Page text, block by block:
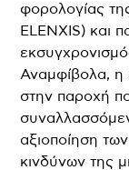
φορολογίας
ELENXIS) και
Αναμφίβολα, η
στην παροχή
αξιοποίηση
κινδύνων της